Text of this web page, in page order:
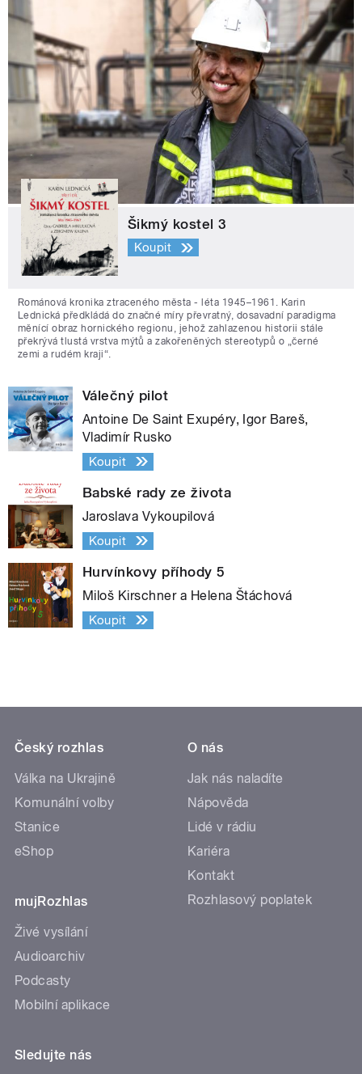
Šikmý kostel 3
Koupit
Románová kronika ztraceného města - léta 1945–1961. Karin
Lednická předkládá do značné míry převratný, dosavadní paradigma
měnící obraz hornického regionu, jehož zahlazenou historii stále
překrývá tlustá vrstva mýtů a zakořeněných stereotypů o „černé
zemi a rudém kraji“.
Válečný pilot
Antoine De Saint Exupéry, Igor Bareš,
Vladimír Rusko
Koupit
Babské rady ze života
Jaroslava Vykoupilová
Koupit
Hurvínkovy příhody 5
Miloš Kirschner a Helena Štáchová
Koupit
Český rozhlas
Válka na Ukrajině
Komunální volby
Stanice
eShop
mujRozhlas
Živé vysílání
Audioarchiv
Podcasty
Mobilní aplikace
O nás
Jak nás naladíte
Nápověda
Lidé v rádiu
Kariéra
Kontakt
Rozhlasový poplatek
Sledujte nás